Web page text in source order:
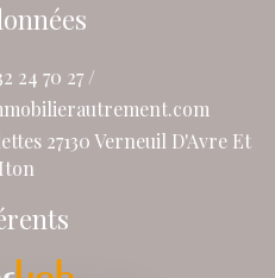
24 70 27 /
27130 Verneuil D'Avre Et